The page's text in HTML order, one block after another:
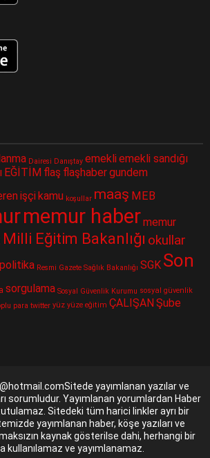
Dairesi Danıştay emekliemekli sandığı
EĞİTİM flaş flaşhabergundem
işçikamu koşullar maaş MEB
memur habermemur
Milli Eğitim Bakanlığı okullar
politika Resmi Gazete Sağlık Bakanlığı SGK Son
sorgulama Sosyal Güvenlik Kurumu sosyal güvenlik
para twitter yüz yüze eğitim ÇALIŞAN Şube
yayımlanan yazılar ve
sorumludur. Yayımlanan yorumlardan Haber
Sitedeki tüm harici linkler ayrı bir
yayımlanan haber, köşe yazıları ve
kaynak gösterilse dahi, herhangi bir
kullanılamaz ve yayımlanamaz.